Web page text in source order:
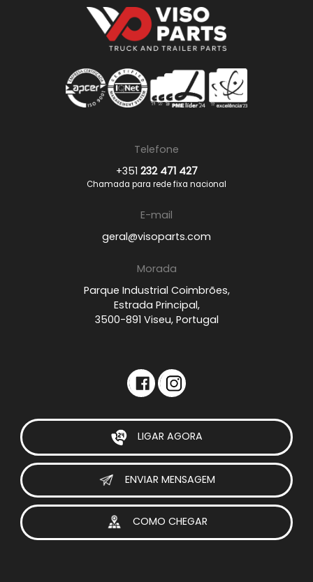
Telefone
+351 232 471 427
Chamada para rede fixa nacional
E-mail
geral@visoparts.com
Morada
Parque Industrial Coimbrões,
Estrada Principal,
3500-891 Viseu, Portugal
LIGAR AGORA
ENVIAR MENSAGEM
COMO CHEGAR